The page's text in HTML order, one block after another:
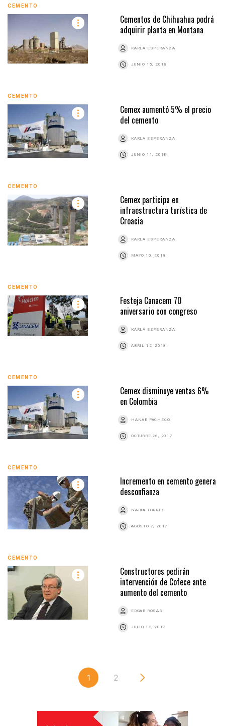
CEMENTO
Cementos de Chihuahua podrá
adquirir planta en Montana
KARLA ESPERANZA
JUNIO 15, 2018
CEMENTO
Cemex aumentó 5% el precio
del cemento
KARLA ESPERANZA
JUNIO 11, 2018
CEMENTO
Cemex participa en
infraestructura turística de
Croacia
KARLA ESPERANZA
MAYO 10, 2018
CEMENTO
Festeja Canacem 70
aniversario con congreso
KARLA ESPERANZA
ABRIL 12, 2018
CEMENTO
Cemex disminuye ventas 6%
en Colombia
HANAE PACHECO
OCTUBRE 26, 2017
CEMENTO
Incremento en cemento genera
desconfianza
NADIA TORRES
AGOSTO 7, 2017
CEMENTO
Constructores pedirán
intervención de Cofece ante
aumento del cemento
EDGAR ROSAS
JULIO 12, 2017
1 2